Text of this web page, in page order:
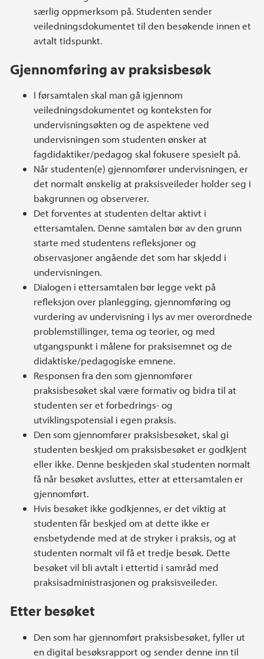
særlig oppmerksom på. Studenten sender
veiledningsdokumentet til den besøkende innen et
avtalt tidspunkt.
Gjennomføring av praksisbesøk
I førsamtalen skal man gå igjennom
veiledningsdokumentet og konteksten for
undervisningsøkten og de aspektene ved
undervisningen som studenten ønsker at
fagdidaktiker/pedagog skal fokusere spesielt på.
Når studenten(e) gjennomfører undervisningen, er
det normalt ønskelig at praksisveileder holder seg i
bakgrunnen og observerer.
Det forventes at studenten deltar aktivt i
ettersamtalen. Denne samtalen bør av den grunn
starte med studentens refleksjoner og
observasjoner angående det som har skjedd i
undervisningen.
Dialogen i ettersamtalen bør legge vekt på
refleksjon over planlegging, gjennomføring og
vurdering av undervisning i lys av mer overordnede
problemstillinger, tema og teorier, og med
utgangspunkt i målene for praksisemnet og de
didaktiske/pedagogiske emnene.
Responsen fra den som gjennomfører
praksisbesøket skal være formativ og bidra til at
studenten ser et forbedrings- og
utviklingspotensial i egen praksis.
Den som gjennomfører praksisbesøket, skal gi
studenten beskjed om praksisbesøket er godkjent
eller ikke. Denne beskjeden skal studenten normalt
få når besøket avsluttes, etter at ettersamtalen er
gjennomført.
Hvis besøket ikke godkjennes, er det viktig at
studenten får beskjed om at dette ikke er
ensbetydende med at de stryker i praksis, og at
studenten normalt vil få et tredje besøk. Dette
besøket vil bli avtalt i ettertid i samråd med
praksisadministrasjonen og praksisveileder.
Etter besøket
Den som har gjennomført praksisbesøket, fyller ut
en digital besøksrapport og sender denne inn til